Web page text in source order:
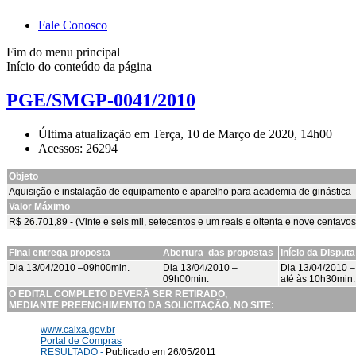
Fale Conosco
Fim do menu principal
Início do conteúdo da página
PGE/SMGP-0041/2010
Última atualização em Terça, 10 de Março de 2020, 14h00
Acessos: 26294
Objeto
Aquisição e instalação de equipamento e aparelho para academia de ginástica
Valor Máximo
R$ 26.701,89 - (Vinte e seis mil, setecentos e um reais e oitenta e nove
Final entrega proposta Abertura das propostas
Início da Disputa
Dia 13/04/2010 –09h00min.
Dia 13/04/2010 –
09h00min.
Dia 13/04/2010
até às 10h30min.
O EDITAL COMPLETO DEVERÁ SER RETIRADO,
MEDIANTE PREENCHIMENTO DA SOLICITAÇÃO, NO SITE:
www.caixa.gov.br
Portal de Compras
RESULTADO - Publicado em 26/05/2011